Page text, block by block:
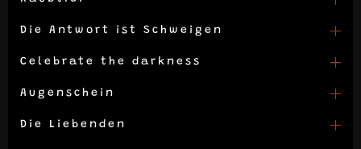
Die Antwort ist Schweigen
Celebrate the darkness
Augenschein
Die Liebenden